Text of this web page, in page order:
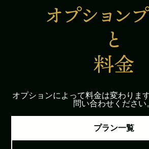
オプションによって料金は変わりま
問い合わせください
プラン一覧